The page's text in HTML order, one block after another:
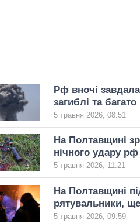
Рф вночі
загиблі та
5 травня 2026, 08:51
На Полтавщині
нічного удару
5 травня 2026, 11:21
На Полтавщині
рятувальники,
5 травня 2026, 09:59